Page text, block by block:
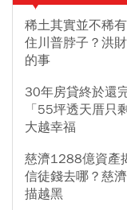
稀土其實並不稀
住川普脖子？洪
的事
30年房貸終於還
「55坪透天厝只
大越幸福
慈濟1288億資產
信徒錢去哪？慈
描越黑